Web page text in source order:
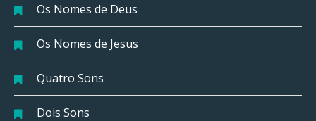
Os Nomes de Deus
Os Nomes de Jesus
Quatro Sons
Dois Sons